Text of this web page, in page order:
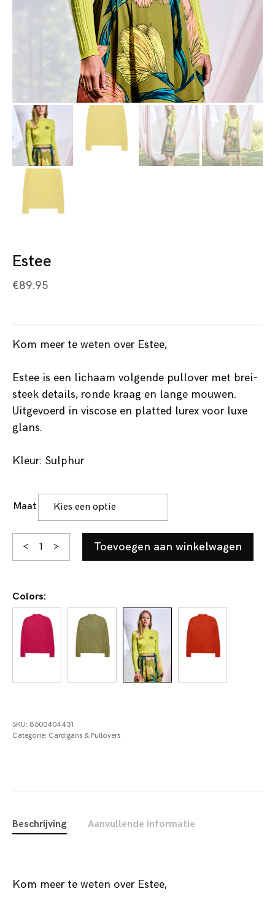
Estee
€89.95
Kom meer te weten over Estee,
Estee is een lichaam volgende pullover met brei-
steek details, ronde kraag en lange mouwen.
Uitgevoerd in viscose en platted lurex voor luxe
glans.
Kleur: Sulphur
Maat
<
Estee
aantal
> Toevoegen aan winkelwagen
Colors:
SKU: 8600404431
Categorie: Cardigans & Pullovers
Beschrijving Aanvullende informatie
Kom meer te weten over Estee,